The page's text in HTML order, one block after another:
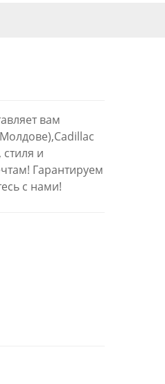
вам
стиля и
Гарантируем
с нами!